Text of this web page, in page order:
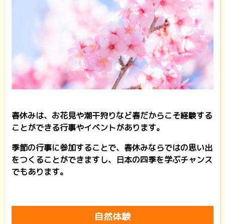
春休みは、お花見や潮干狩りなど春だからこそ経験する
ことができる行事やイベントがあります。
季節の行事に参加することで、春休みならではの思い出
をつくることができますし、日本の四季を学ぶチャンス
でもあります。
自然体験